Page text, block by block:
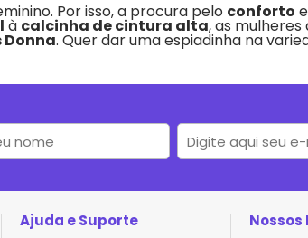
Por isso, a procura pelo conforto e
à calcinha de cintura alta, as mulheres
. Quer dar uma espiadinha na
Ajuda e Suporte